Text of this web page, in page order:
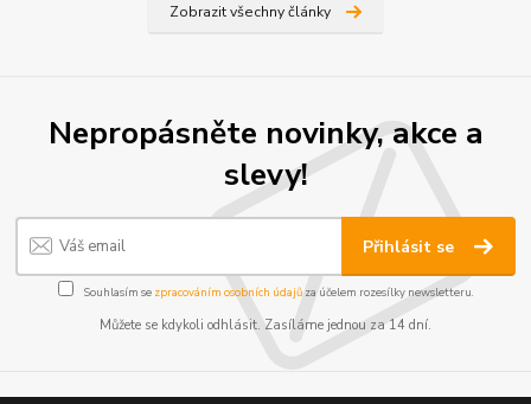
Zobrazit všechny články
Nepropásněte novinky, akce a
slevy!
Přihlásit se
Souhlasím se zpracováním osobních údajůza účelem rozesílky newsletteru.
Můžete se kdykoli odhlásit. Zasíláme jednou za 14 dní.